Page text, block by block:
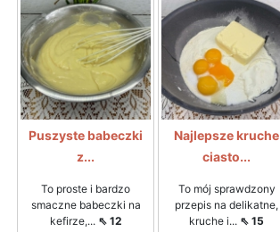
Puszyste babeczki
z...
To proste i bardzo
smaczne babeczki na
kefirze,... ⇖ 12
Najlepsze kruche
ciasto...
To mój sprawdzony
przepis na delikatne,
kruche i... ⇖ 15